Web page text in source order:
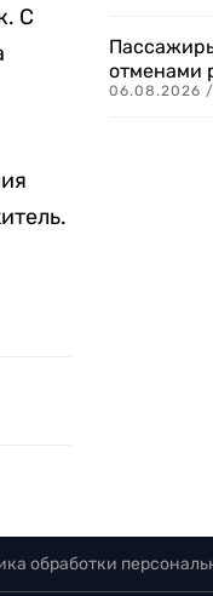
С
отменами
06.08.2026 /
обработки